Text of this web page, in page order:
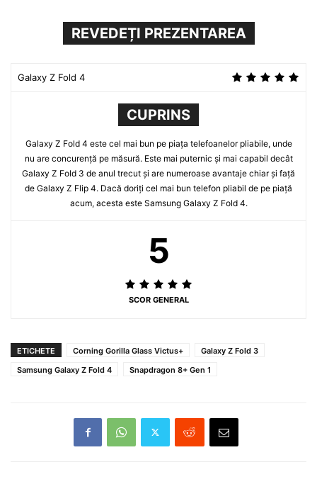
REVEDEȚI PREZENTAREA
Galaxy Z Fold 4
CUPRINS
Galaxy Z Fold 4 este cel mai bun pe piața telefoanelor pliabile, unde
nu are concurență pe măsură. Este mai puternic și mai capabil decât
Galaxy Z Fold 3 de anul trecut și are numeroase avantaje chiar și față
de Galaxy Z Flip 4. Dacă doriți cel mai bun telefon pliabil de pe piață
acum, acesta este Samsung Galaxy Z Fold 4.
5
SCOR GENERAL
ETICHETE Corning Gorilla Glass Victus+
Galaxy Z Fold 3
Samsung Galaxy Z Fold 4
Snapdragon 8+ Gen 1